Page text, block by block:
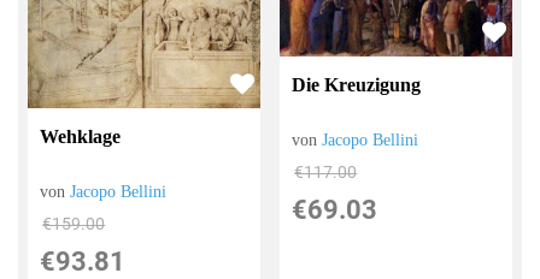
Wehklage
vonJacopo Bellini
€159.00
€93.81
Die Kreuzigung
vonJacopo Bellini
€117.00
€69.03